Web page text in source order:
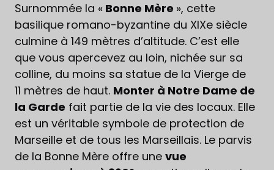
Surnommée la « Bonne Mère », cette
basilique romano-byzantine du XIXe siècle
culmine à 149 mètres d’altitude. C’est elle
que vous apercevez au loin, nichée sur sa
colline, du moins sa statue de la Vierge de
11 mètres de haut. Monter à Notre Dame de
la Garde fait partie de la vie des locaux. Elle
est un véritable symbole de protection de
Marseille et de tous les Marseillais. Le parvis
de la Bonne Mère offre une vue